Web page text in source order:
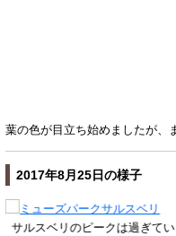
葉の色が目立ち始めましたが、
2017年8月25日の様子
サルスベリのピークは過ぎてい